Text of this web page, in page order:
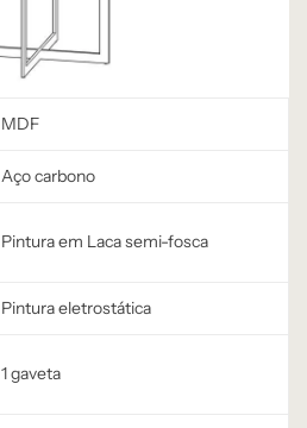
MDF
Aço carbono
Pintura em Laca semi-fosca
Pintura eletrostática
1 gaveta